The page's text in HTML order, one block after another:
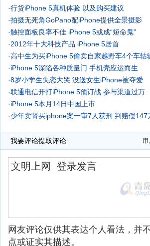
·行货iPhone 5真机体验 以及购买建议
·拍摄无死角GoPano配iPhone提供全景摄影
·触控面板良率不佳 iPhone 5或成“短命鬼”
·2012年十大科技产品 iPhone 5居首
·高中生为买iPhone 5偷卖自家越野车4个车轱
·iPhone 5深陷各种质量门 手机壳应运而生
·8岁小学生失恋大哭 没送女生iPhone被夺爱
·联通电信开打iPhone 5预订战 参与渠道过万
·iPhone 5本月14日中国上市
·少年卖肾买iphone案一审7人获刑 判赔偿147
我要评论提取评论... 用
网友评论仅供其表达个人看法，并
点或证实其描述。